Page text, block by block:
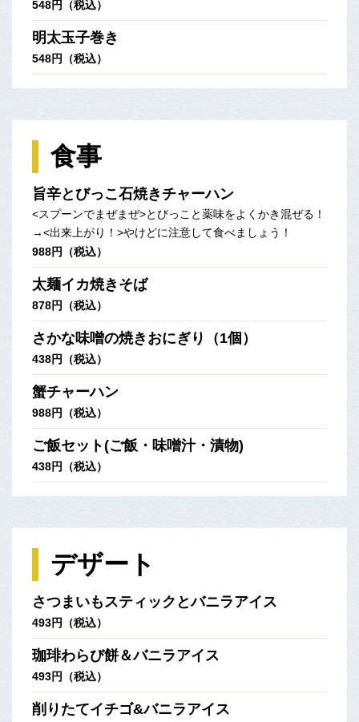
548円（税込）
明太玉子巻き
548円（税込）
食事
旨辛とびっこ石焼きチャーハン
<スプーンでまぜまぜ>とびっこと薬味をよくかき混ぜる！
→<出来上がり！>やけどに注意して食べましょう！
988円（税込）
太麺イカ焼きそば
878円（税込）
さかな味噌の焼きおにぎり（1個）
438円（税込）
蟹チャーハン
988円（税込）
ご飯セット(ご飯・味噌汁・漬物)
438円（税込）
デザート
さつまいもスティックとバニラアイス
493円（税込）
珈琲わらび餅＆バニラアイス
493円（税込）
削りたてイチゴ&バニラアイス